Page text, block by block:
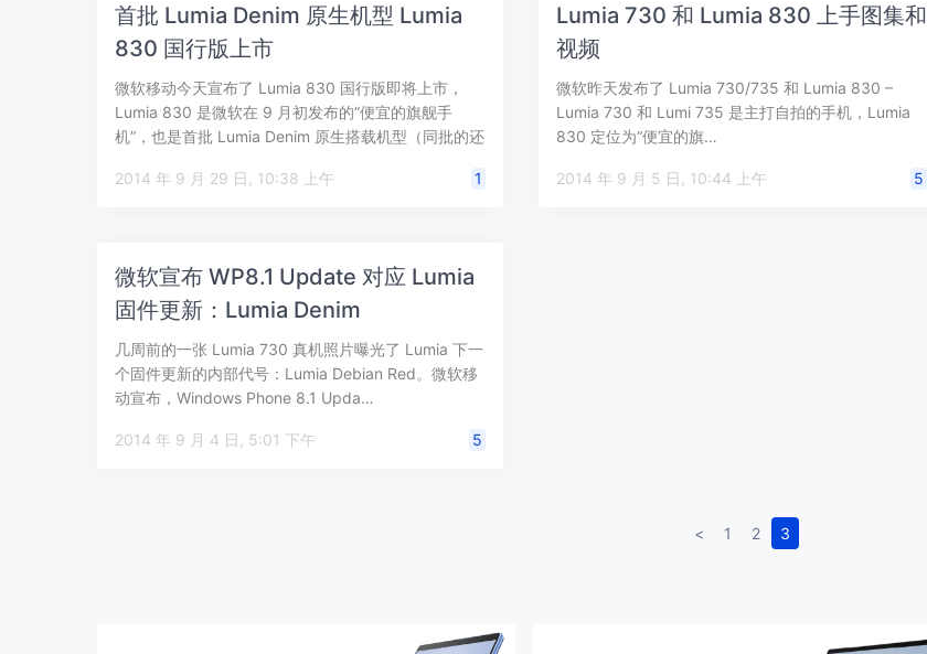
首批 Lumia Denim 原生机型 Lumia
830 国行版上市
微软移动今天宣布了 Lumia 830 国行版即将上市，
Lumia 830 是微软在 9 月初发布的“便宜的旗舰手
机”，也是首批 Lumia Denim 原生搭载机型（同批的还
2014 年 9 月 29 日, 10:38 上午
1
Lumia 730 和 Lumia 830 上手图集和
视频
微软昨天发布了 Lumia 730/735 和 Lumia 830 –
Lumia 730 和 Lumi 735 是主打自拍的手机，Lumia
830 定位为“便宜的旗…
2014 年 9 月 5 日, 10:44 上午 5
微软宣布 WP8.1 Update 对应 Lumia
固件更新：Lumia Denim
几周前的一张 Lumia 730 真机照片曝光了 Lumia 下一
个固件更新的内部代号：Lumia Debian Red。微软移
动宣布，Windows Phone 8.1 Upda…
2014 年 9 月 4 日, 5:01 下午 5
< 1 2 3